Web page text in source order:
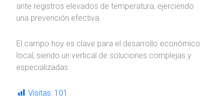
ante registros elevados de temperatura, ejerciendo
una prevención efectiva.
El campo hoy es clave para el desarrollo económico
local, siendo un vertical de soluciones complejas y
especializadas.
Visitas: 101